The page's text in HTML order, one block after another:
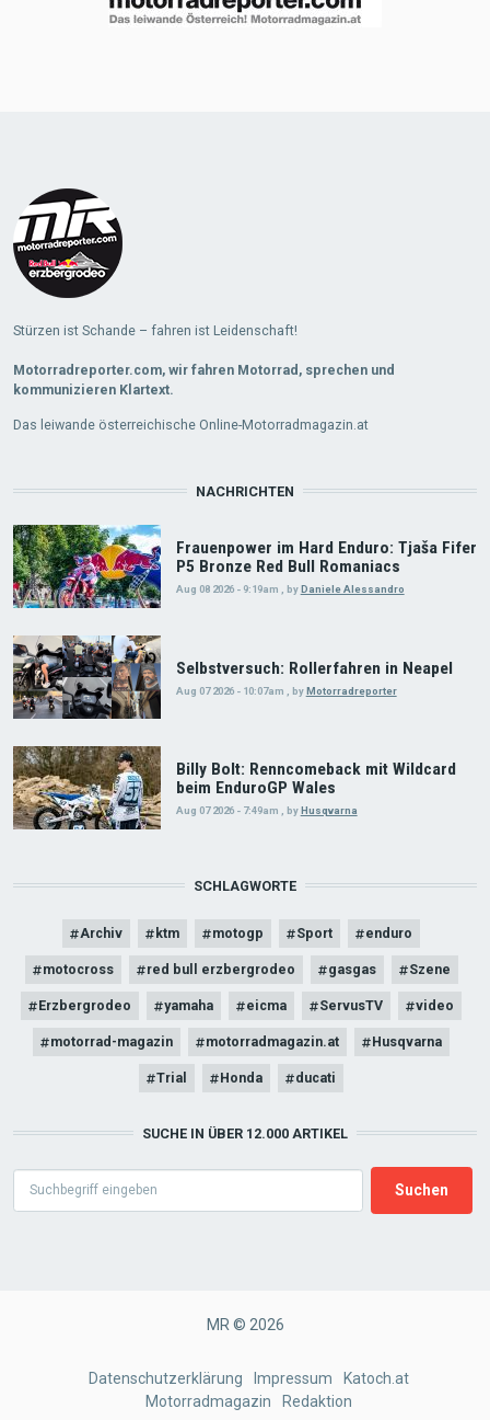
Stürzen ist Schande – fahren ist Leidenschaft!
Motorradreporter.com, wir fahren Motorrad, sprechen und
kommunizieren Klartext.
Das leiwande österreichische Online-Motorradmagazin.at
NACHRICHTEN
Frauenpower im Hard Enduro: Tjaša Fifer
P5 Bronze Red Bull Romaniacs
Aug 08 2026 - 9:19am , by Daniele Alessandro
Selbstversuch: Rollerfahren in Neapel
Aug 07 2026 - 10:07am byMotorradreporter
Billy Bolt: Renncomeback mit Wildcard
beim EnduroGP Wales
Aug 07 2026 - 7:49am byHusqvarna
SCHLAGWORTE
Archiv ktm motogp Sport enduro
motocross red bull erzbergrodeo gasgas Szene
Erzbergrodeo yamaha eicma ServusTV video
motorrad-magazin motorradmagazin.at Husqvarna
Trial Honda ducati
SUCHE IN ÜBER 12.000 ARTIKEL
MR © 2026
Datenschutzerklärung Impressum
Katoch.at
Motorradmagazin
Redaktion